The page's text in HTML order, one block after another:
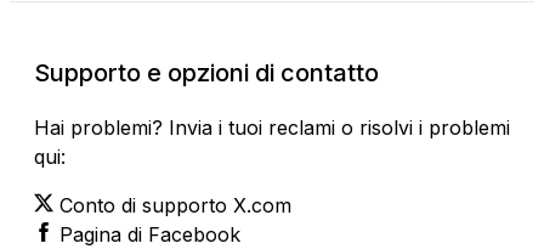
Supporto e opzioni di contatto
Hai problemi? Invia i tuoi reclami o risolvi i problemi
qui:
Conto di supporto X.com
Pagina di Facebook